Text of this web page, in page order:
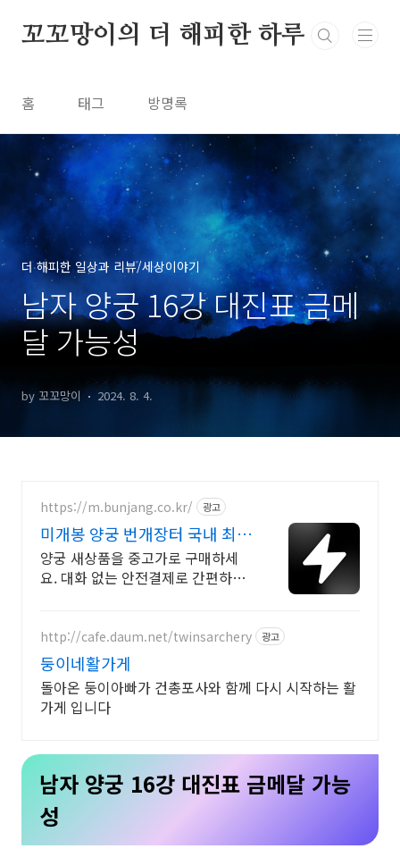
꼬꼬망이의 더 해피한 하루
홈 태그 방명록
더 해피한 일상과 리뷰/세상이야기
남자 양궁 16강 대진표 금메
달 가능성
by 꼬꼬망이 2024. 8. 4.
https://m.bunjang.co.kr/ 광고
미개봉 양궁 번개장터 국내 최대
브랜드 중고거래
양궁 새상품을 중고가로 구매하세
요. 대화 없는 안전결제로 간편하게!
상품 업로드
http://cafe.daum.net/twinsarchery 광고
둥이네활가게
돌아온 둥이아빠가 건총포사와 함께 다시 시작하는 활
가게 입니다
남자 양궁 16강 대진표 금메달 가능
성